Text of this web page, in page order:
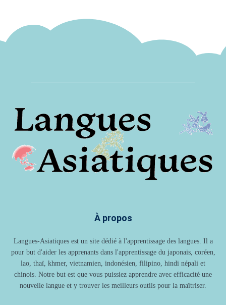
À propos
Langues-Asiatiques est un site dédié à l'apprentissage des langues. Il a
pour but d'aider les apprenants dans l'apprentissage du japonais, coréen,
lao, thaï, khmer, vietnamien, indonésien, filipino, hindi népali et
chinois. Notre but est que vous puissiez apprendre avec efficacité une
nouvelle langue et y trouver les meilleurs outils pour la maîtriser.